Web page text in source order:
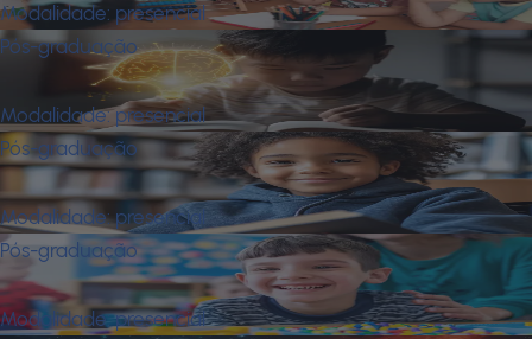
Modalidade: presencial
Pós-graduação
Neurociências Aplicadas À Educação
Modalidade: presencial
Pós-graduação
Neurociências da Educação Inclusiva
Modalidade: presencial
Pós-graduação
Neuroeducação e Educação Inclusiva
Modalidade: presencial